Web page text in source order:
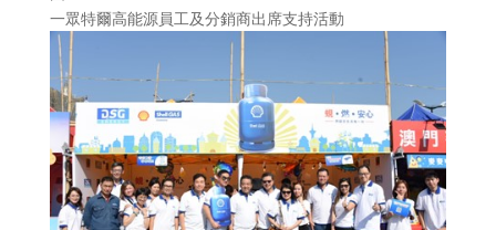
一眾特爾高能源員工及分銷商出席支持活動